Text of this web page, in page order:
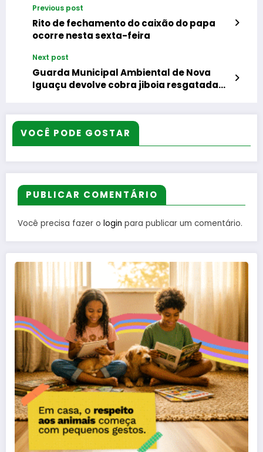
Previous post
Rito de fechamento do caixão do papa
ocorre nesta sexta-feira
Next post
Guarda Municipal Ambiental de Nova
Iguaçu devolve cobra jiboia resgatada
VOCÊ PODE GOSTAR
PUBLICAR COMENTÁRIO
Você precisa fazer o login para publicar um comentário.